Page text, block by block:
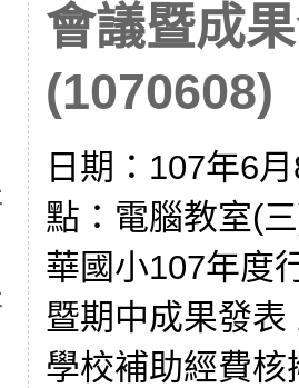
會議暨成
(1070608)
日期：107年6
點：電腦教室(
華國小107年度
暨期中成果發
學校補助經費